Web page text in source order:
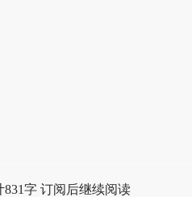
831字 订阅后继续阅读